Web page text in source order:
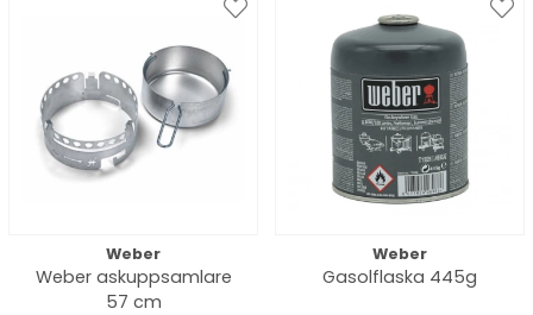
Weber
Weber askuppsamlare
57 cm
Weber
Gasolflaska 445g